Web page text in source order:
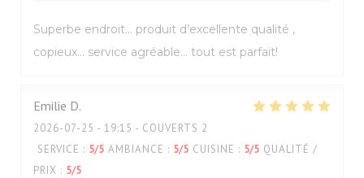
Superbe endroit… produit d’excellente qualité ,
copieux… service agréable… tout est parfait!
Emilie D
2026-07-25 - 19:15 - COUVERTS 2
SERVICE : 5/5 AMBIANCE : 5/5 CUISINE : 5/5 QUALITÉ /
PRIX : 5/5